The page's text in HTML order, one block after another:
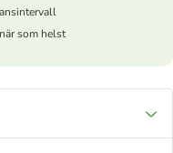
som helst